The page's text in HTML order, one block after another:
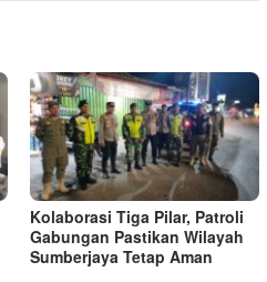
Kolaborasi Tiga Pilar, Patroli
Gabungan Pastikan Wilayah
Sumberjaya Tetap Aman